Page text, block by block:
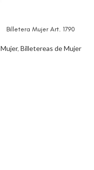
Billetera Mujer Art. 1790
Mujer, Billetereas de Mujer